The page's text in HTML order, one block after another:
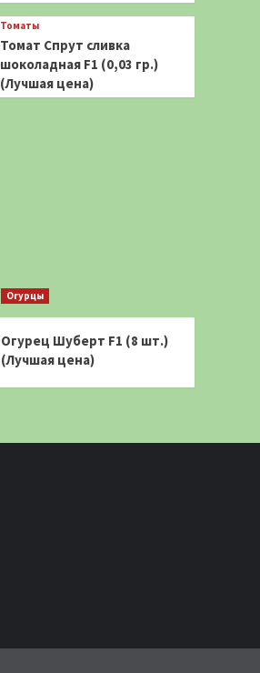
Томаты
Томат Спрут сливка
шоколадная F1 (0,03 гр.)
(Лучшая цена)
Огурцы
Огурец Шуберт F1 (8 шт.)
(Лучшая цена)